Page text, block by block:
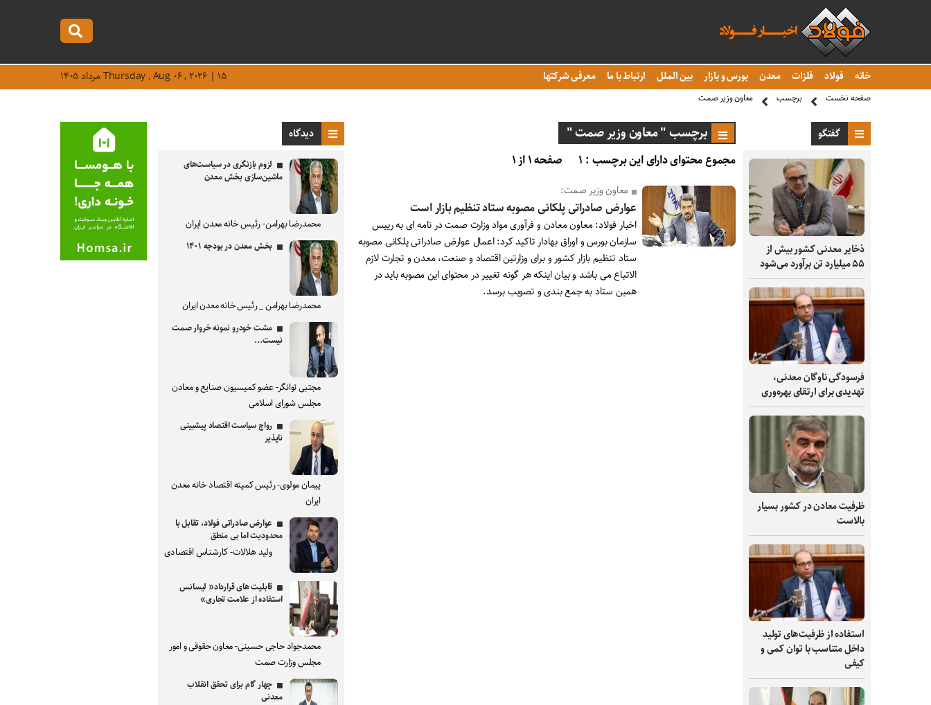
خانه فولاد فلزات معدن بورس و بازار بین الملل ارتباط با ما معرفی شرکتها Thursday , Aug ۰۶ , ۲۰۲۶ | ۱۵ مرداد ۱۴۰۵
صفحه نخست برچسب معاون وزیر صمت
گفتگو
ذخایر معدنی کشور بیش از
۵۵ میلیارد تن برآورد می‌شود
فرسودگی ناوگان معدنی،
تهدیدی برای ارتقای بهره‌وری
ظرفیت‌ معادن در کشور بسیار
بالاست
استفاده از ظرفیت‌های تولید
داخل متناسب با توان کمی و
کیفی
برچسب " معاون وزیر صمت "
مجموع محتوای دارای این برچسب : ۱ صفحه ۱ از ۱
معاون وزیر صمت:
عوارض صادراتی پلکانی مصوبه ستاد تنظیم بازار است
اخبار فولاد: معاون معادن و فرآوری مواد وزارت صمت در نامه ای به رییس
سازمان بورس و اوراق بهادار تاکید کرد: اعمال عوارض صادراتی پلکانی مصوبه
ستاد تنظیم بازار کشور و برای وزارتین اقتصاد و صنعت، معدن و تجارت لازم
الاتباع می باشد و بیان اینکه هر گونه تغییر در محتوای این مصوبه باید در
همین ستاد به جمع بندی و تصویب برسد.
دیدگاه
لزوم بازنگری در سیاست‌های
ماشین‌سازی بخش معدن
محمدرضا بهرامن- رئیس خانه معدن ایران
بخش معدن در بودجه ۱۴۰۱
محمدرضا بهرامن _ رئیس خانه معدن ایران
مشت خودرو نمونه خروار صمت
نیست...
مجتبی توانگر- عضو کمیسیون صنایع و معادن
مجلس شورای اسلامی
رواج سیاست اقتصاد پیشبینی
ناپذیر
پیمان مولوی- رئیس کمیته اقتصاد خانه معدن
ایران
عوارض صادراتی فولاد، تقابل با
محدودیت اما بی منطق
ولید هلالات- کارشناس اقتصادی
قابلیت های قرارداد« لیسانس
استفاده از علامت تجاری»
محمدجواد حاجی حسینی- معاون حقوقی و امور
مجلس وزارت صمت
چهار گام برای تحقق انقلاب
معدنی